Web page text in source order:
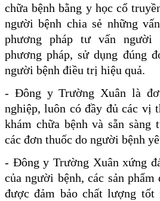
chữa bệnh bằng y học cổ
người bệnh chia sẻ những
phương pháp tư vấn người
phương pháp, sử dụng đúng
người bệnh điều trị hiệu quả.
- Đông y Trường Xuân là
nghiệp, luôn có đầy đủ các vị
khám chữa bệnh và sẵn sàng
các đơn thuốc do người bệnh
- Đông y Trường Xuân xứng
của người bệnh, các sản
được đảm bảo chất lượng tốt